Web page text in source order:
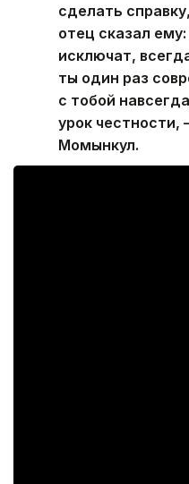
сделать
отец сказал
исключат,
ты один раз
с тобой
урок честности,
Момынкул.